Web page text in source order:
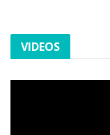
VIDEOS